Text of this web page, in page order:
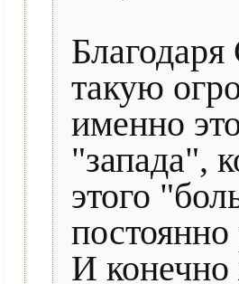
такую
именно
"запада",
этого
И конечно